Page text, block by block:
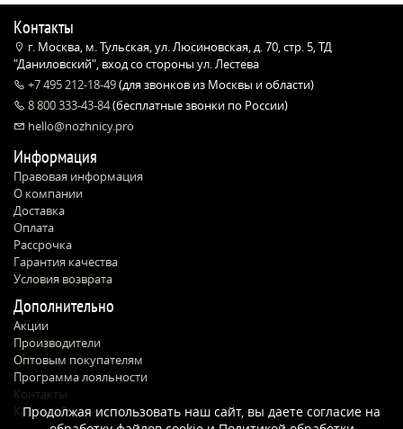
Контакты
г. Москва, м. Тульская, ул. Люсиновская, д. 70, стр. 5, ТД
"Даниловский", вход со стороны ул. Лестева
+7 495 212-18-49(для звонков из Москвы и области)
8 800 333-43-84(бесплатные звонки по России)
hello@nozhnicy.pro
Информация
Правовая информация
О компании
Доставка
Оплата
Рассрочка
Гарантия качества
Условия возврата
Дополнительно
Акции
Производители
Оптовым покупателям
Программа лояльности
Контакты
Карта сайта
Продолжая использовать наш сайт, вы даете согласие на